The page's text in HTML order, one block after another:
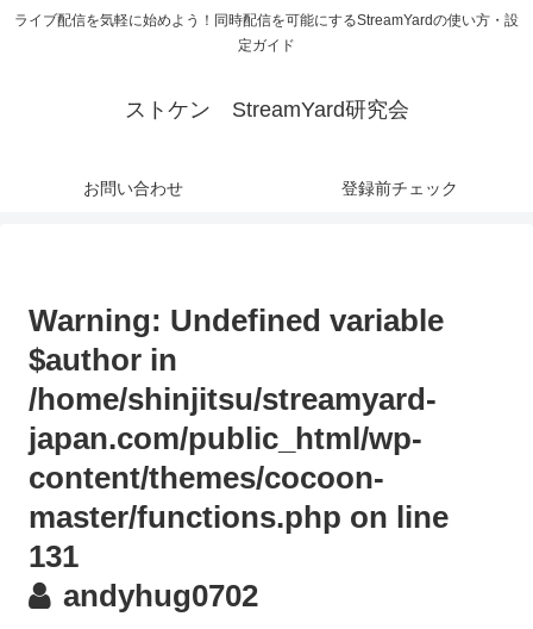
ライブ配信を気軽に始めよう！同時配信を可能にするStreamYardの使い方・設
定ガイド
ストケン StreamYard研究会
お問い合わせ 登録前チェック
Warning: Undefined variable
$author in
/home/shinjitsu/streamyard-
japan.com/public_html/wp-
content/themes/cocoon-
master/functions.php on line
131
andyhug0702